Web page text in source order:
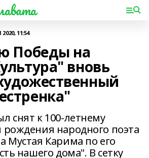
11:54
Победы на
вновь
снят к 100-летнему
народного поэта
Мустая Карима по его
нашего дома". В сетку